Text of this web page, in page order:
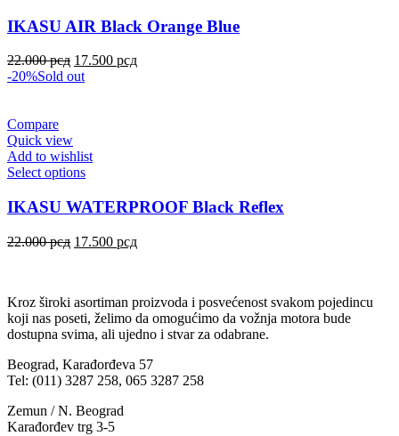
IKASU AIR Black Orange Blue
22.000рсд 17.500 рсд
-20%Sold out
Compare
Quick view
Add to wishlist
Select options
IKASU WATERPROOF Black Reflex
22.000рсд 17.500 рсд
Kroz široki asortiman proizvoda i posvećenost svakom pojedincu
koji nas poseti, želimo da omogućimo da vožnja motora bude
dostupna svima, ali ujedno i stvar za odabrane.
Beograd, Karađorđeva 57
Tel: (011) 3287 258, 065 3287 258
Zemun / N. Beograd
Karađorđev trg 3-5